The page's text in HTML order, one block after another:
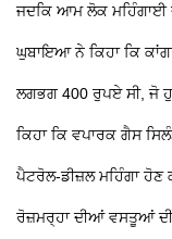
ਜਦਕਿ ਆਮ ਲੋਕ ਮਹਿੰਗਾਈ
ਘੁਬਾਇਆ ਨੇ ਕਿਹਾ ਕਿ
ਲਗਭਗ 400 ਰੁਪਏ ਸੀ, ਜੋ
ਕਿਹਾ ਕਿ ਵਪਾਰਕ ਗੈਸ
ਪੈਟਰੋਲ-ਡੀਜ਼ਲ ਮਹਿੰਗਾ
ਰੋਜ਼ਮਰ੍ਹਾ ਦੀਆਂ ਵਸਤੂਆਂ